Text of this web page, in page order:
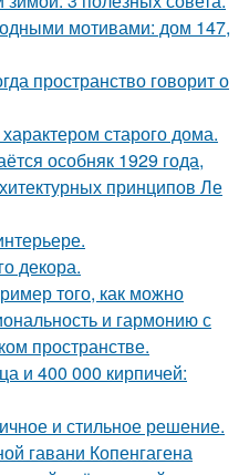
мотивами: дом 147,
пространство говорит о
старого дома.
особняк 1929 года,
принципов Ле
декора.
того, как можно
и гармонию с
пространстве.
и 400 000 кирпичей:
и стильное решение.
гавани Копенгагена